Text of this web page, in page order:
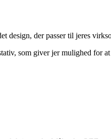
design, der passer til jeres
som giver jer mulighed for